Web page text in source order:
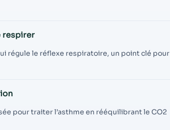
respirer
régule le réflexe respiratoire, un point clé pour
pour traiter l’asthme en rééquilibrant le CO2